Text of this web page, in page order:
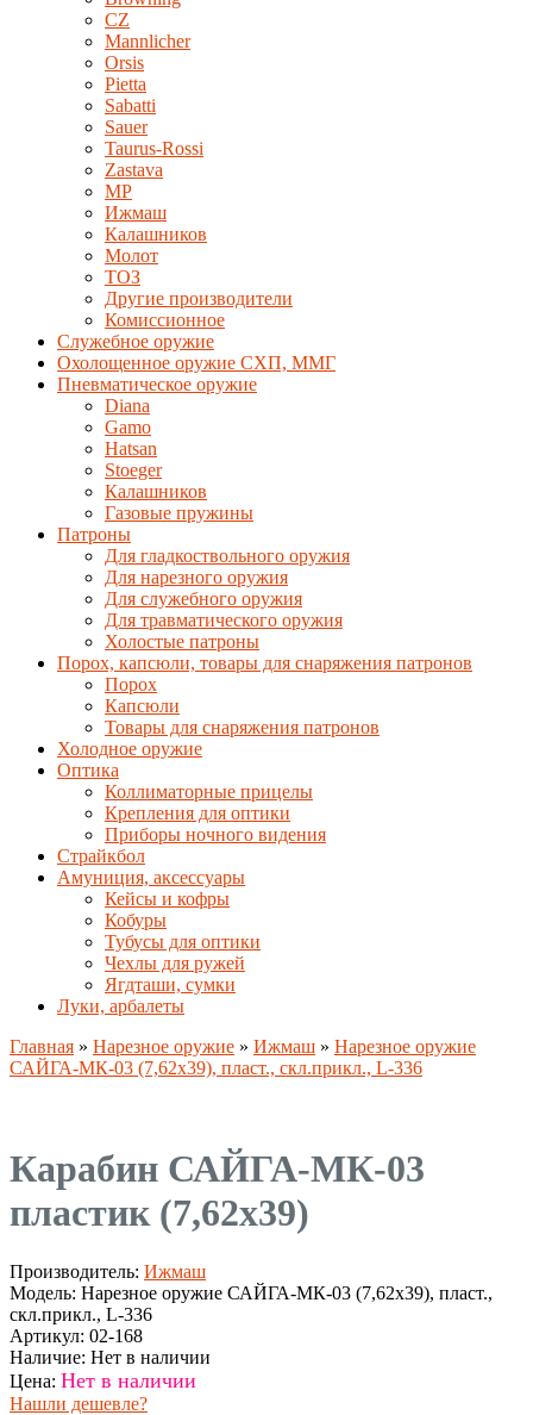
CZ
Mannlicher
Orsis
Pietta
Sabatti
Sauer
Taurus-Rossi
Zastava
MP
Ижмаш
Калашников
Молот
ТОЗ
Другие производители
Комиссионное
Служебное оружие
Охолощенное оружие СХП, ММГ
Пневматическое оружие
Diana
Gamo
Hatsan
Stoeger
Калашников
Газовые пружины
Патроны
Для гладкоствольного оружия
Для нарезного оружия
Для служебного оружия
Для травматического оружия
Холостые патроны
Порох, капсюли, товары для снаряжения патронов
Порох
Капсюли
Товары для снаряжения патронов
Холодное оружие
Оптика
Коллиматорные прицелы
Крепления для оптики
Приборы ночного видения
Страйкбол
Амуниция, аксессуары
Кейсы и кофры
Кобуры
Тубусы для оптики
Чехлы для ружей
Ягдташи, сумки
Луки, арбалеты
Главная » Нарезное оружие » Ижмаш » Нарезное оружие
САЙГА-МК-03 (7,62х39), пласт., скл.прикл., L-336
Карабин САЙГА-МК-03
пластик (7,62х39)
Производитель: Ижмаш
Модель: Нарезное оружие САЙГА-МК-03 (7,62х39), пласт.,
скл.прикл., L-336
Артикул: 02-168
Наличие: Нет в наличии
Цена: Нет в наличии
Нашли дешевле?